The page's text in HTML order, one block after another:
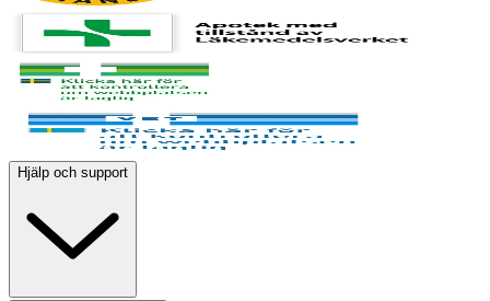
Hjälp och support